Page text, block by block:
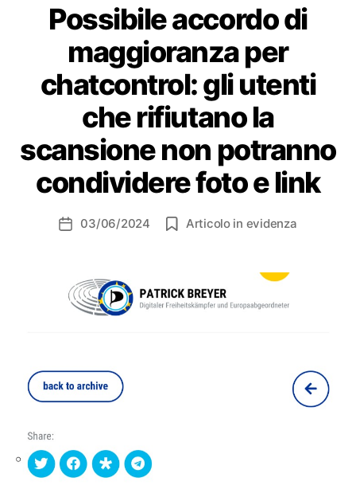
Possibile accordo di
maggioranza per
chatcontrol: gli utenti
che rifiutano la
scansione non potranno
condividere foto e link
Data03/06/2024 Articolo in evidenza